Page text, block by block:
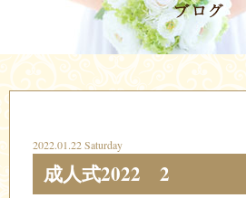
2022.01.22 Saturday
成人式2022 2